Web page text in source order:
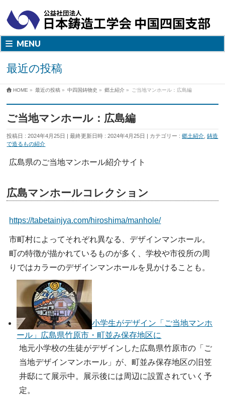
MENU
最近の投稿
HOME » 最近の投稿 » 中四国鋳物史 » 郷土紹介 » ご当地マンホール：広島編
ご当地マンホール：広島編
投稿日 : 2024年4月25日 最終更新日時 : 2024年4月25日 カテゴリー :郷土紹介 ,鋳造
で造るもの紹介
広島県のご当地マンホール紹介サイト
広島マンホールコレクション
https://tabetainjya.com/hiroshima/manhole/
市町村によってそれぞれ異なる、デザインマンホール。
町の特徴が描かれているものが多く、学校や市役所の周
りではカラーのデザインマンホールを見かけることも。
小学生がデザイン「ご当地マンホ
ール」広島県竹原市・町並み保存地区に
地元小学校の生徒がデザインした広島県竹原市の「ご
当地デザインマンホール」が、町並み保存地区の旧笠
井邸にて展示中。展示後には周辺に設置されていく予
定。